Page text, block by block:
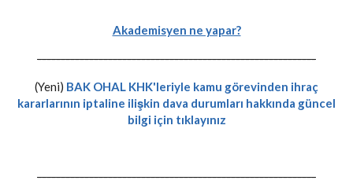
Akademisyen ne yapar?
-----------------------------------------------------------
(Yeni) BAK OHAL KHK'leriyle kamu görevinden ihraç
kararlarının iptaline ilişkin dava durumları hakkında güncel
bilgi için tıklayınız
-----------------------------------------------------------